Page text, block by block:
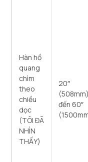
Hàn hồ
quang
chìm
theo
chiều
dọc
(TÔI ĐÃ
NHÌN
THẤY)
20″
(508mm)
đến 60″